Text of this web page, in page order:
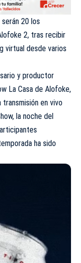
20 los
2, tras recibir
virtual desde varios
y productor
La Casa de Alofoke,
transmisión en vivo
la noche del
ha sido